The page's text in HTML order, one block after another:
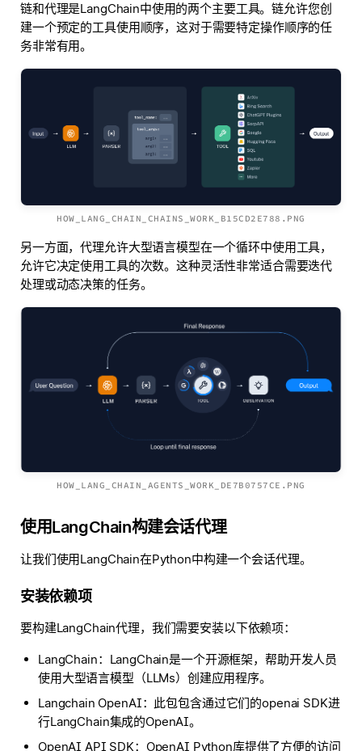
链和代理是LangChain中使用的两个主要工具。链允许您创
建一个预定的工具使用顺序，这对于需要特定操作顺序的任
务非常有用。
HOW_LANG_CHAIN_CHAINS_WORK_B15CD2E788.PNG
另一方面，代理允许大型语言模型在一个循环中使用工具，
允许它决定使用工具的次数。这种灵活性非常适合需要迭代
处理或动态决策的任务。
HOW_LANG_CHAIN_AGENTS_WORK_DE7B0757CE.PNG
使用LangChain构建会话代理
让我们使用LangChain在Python中构建一个会话代理。
安装依赖项
要构建LangChain代理，我们需要安装以下依赖项：
LangChain：LangChain是一个开源框架，帮助开发人员
使用大型语言模型（LLMs）创建应用程序。
Langchain OpenAI：此包包含通过它们的openai SDK进
行LangChain集成的OpenAI。
OpenAI API SDK：OpenAI Python库提供了方便的访问